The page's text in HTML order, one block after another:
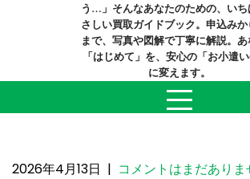
う…」そんなあなたのための、いち
さしい買取ガイドブック。申込み
まで、写真や図解で丁寧に解説。
「はじめて」を、安心の「お小遣い
に変えます。
2026年4月13日 | コメントはまだありま